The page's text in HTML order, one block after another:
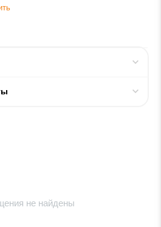
не найдены